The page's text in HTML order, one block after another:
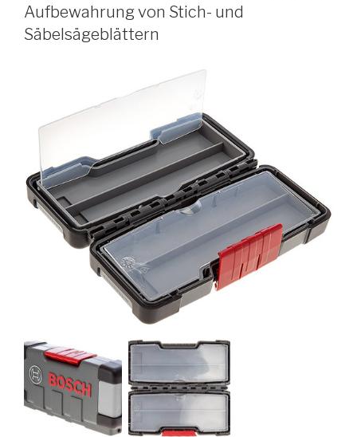
Aufbewahrung von Stich- und
Säbelsägeblättern